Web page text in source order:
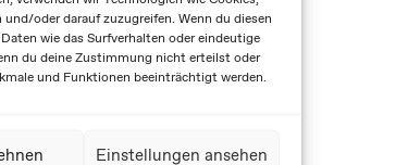
oder darauf zuzugreifen. Wenn du diesen
wie das Surfverhalten oder eindeutige
du deine Zustimmung nicht erteilst oder
und Funktionen beeinträchtigt werden.
Einstellungen ansehen